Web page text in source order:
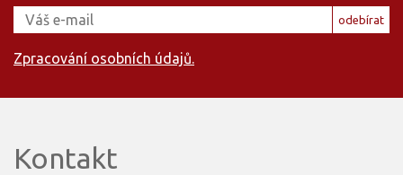
odebírat
Zpracování osobních údajů.
Kontakt